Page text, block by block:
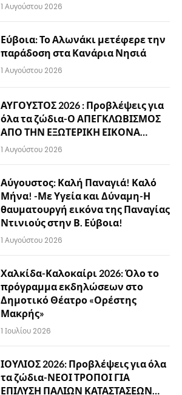
1 Αυγούστου 2026
Εύβοια: Το Αλωνάκι μετέφερε την
παράδοση στα Κανάρια Νησιά
1 Αυγούστου 2026
ΑΥΓΟΥΣΤΟΣ 2026 : Προβλέψεις για
όλα τα ζώδια-Ο ΑΠΕΓΚΛΩΒΙΣΜΟΣ
ΑΠΟ ΤΗΝ ΕΞΩΤΕΡΙΚΗ ΕΙΚΟΝΑ…
1 Αυγούστου 2026
Αύγουστος: Καλή Παναγιά! Καλό
Μήνα! -Με Υγεία και Δύναμη-Η
θαυματουργή εικόνα της Παναγίας
Ντινιούς στην Β. Εύβοια!
1 Αυγούστου 2026
Χαλκίδα-Καλοκαίρι 2026: Όλο το
πρόγραμμα εκδηλώσεων στο
Δημοτικό Θέατρο «Ορέστης
Μακρής»
1 Ιουλίου 2026
ΙΟΥΛΙΟΣ 2026: Προβλέψεις για όλα
τα ζώδια-ΝΕΟΙ ΤΡΟΠΟΙ ΓΙΑ
ΕΠΙΛΥΣΗ ΠΑΛΙΩΝ ΚΑΤΑΣΤΑΣΕΩΝ…